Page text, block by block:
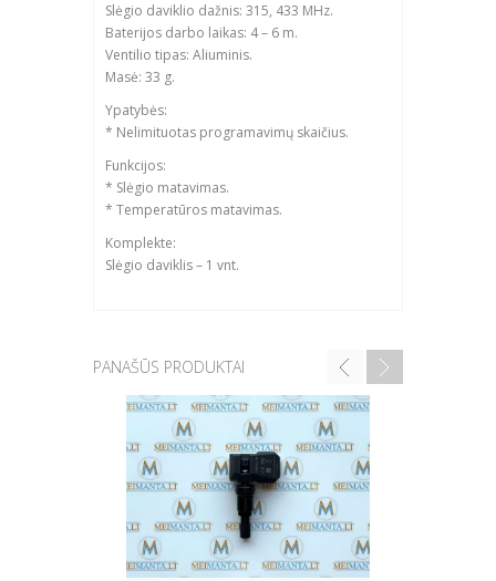
Slėgio daviklio dažnis: 315, 433 MHz.
Baterijos darbo laikas: 4 – 6 m.
Ventilio tipas: Aliuminis.
Masė: 33 g.
Ypatybės:
* Nelimituotas programavimų skaičius.
Funkcijos:
* Slėgio matavimas.
* Temperatūros matavimas.
Komplekte:
Slėgio daviklis – 1 vnt.
PANAŠŪS PRODUKTAI